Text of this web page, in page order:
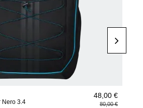
Nero 3.4
48,00 €
80,00 €